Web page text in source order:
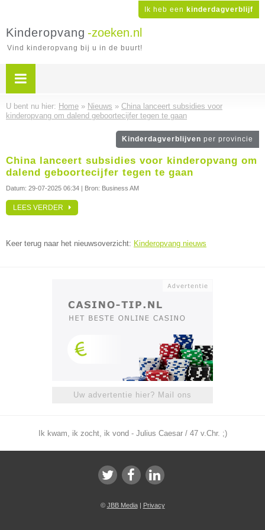
Ik heb een kinderdagverblijf
Kinderopvang -zoeken.nl
Vind kinderopvang bij u in de buurt!
U bent nu hier: Home » Nieuws » China lanceert subsidies voor
kinderopvang om dalend geboortecijfer tegen te gaan
Kinderdagverblijven per provincie
China lanceert subsidies voor kinderopvang om
dalend geboortecijfer tegen te gaan
Datum: 29-07-2025 06:34 | Bron: Business AM
LEES VERDER
Keer terug naar het nieuwsoverzicht: Kinderopvang nieuws
Uw advertentie hier? Mail ons
Ik kwam, ik zocht, ik vond - Julius Caesar / 47 v.Chr. ;)
© JBB Media| Privacy